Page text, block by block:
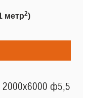
метр2)
2000х6000 ф5,5